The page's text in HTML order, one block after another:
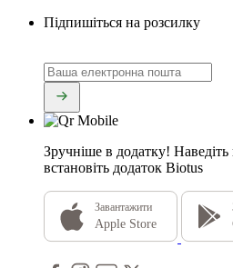
Підпишіться на розсилку
Зручніше в додатку! Наведіть
встановіть додаток Biotus
Завантажити
Apple Store